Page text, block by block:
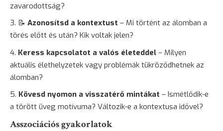
zavarodottság?
📝 Azonosítsd a kontextust – Mi történt az álomban a
törés előtt és után? Kik voltak jelen?
Keress kapcsolatot a valós életeddel – Milyen
aktuális élethelyzetek vagy problémák tükröződhetnek az
álomban?
Kövesd nyomon a visszatérő mintákat – Ismétlődik-e
a törött üveg motívuma? Változik-e a kontextusa idővel?
Asszociációs gyakorlatok